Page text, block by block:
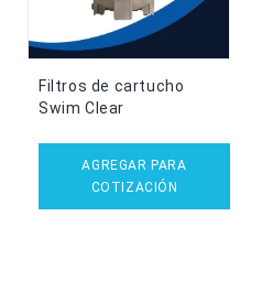
Filtros de cartucho
Swim Clear
AGREGAR PARA
COTIZACIÓN